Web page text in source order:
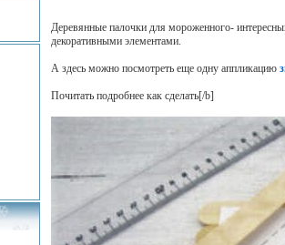
Деревянные палочки для мороженного-
декоративными элементами.
А здесь можно посмотреть еще одну аппликацию
Почитать подробнее как сделать[/b]